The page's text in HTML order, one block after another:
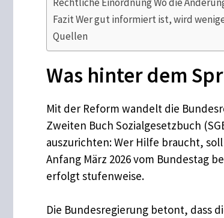
Fazit Wer gut informiert ist, wird
Quellen
Was hinter dem
Mit der Reform wandelt die
Zweiten Buch Sozialgesetzbuch
auszurichten: Wer Hilfe braucht,
Anfang März 2026 vom Bundestag
erfolgt stufenweise.
Die Bundesregierung betont, dass